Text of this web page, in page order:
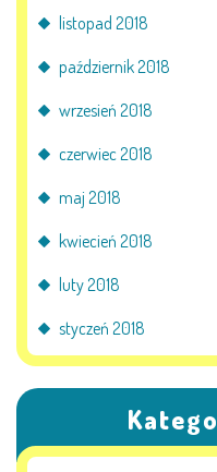
listopad 2018
październik 2018
wrzesień 2018
czerwiec 2018
maj 2018
kwiecień 2018
luty 2018
styczeń 2018